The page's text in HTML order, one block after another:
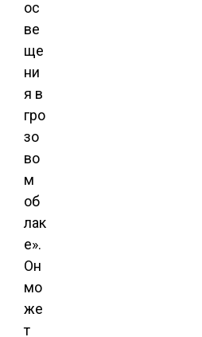
ос
ве
ще
ни
я в
гро
зо
во
м
об
лак
е».
Он
мо
же
т